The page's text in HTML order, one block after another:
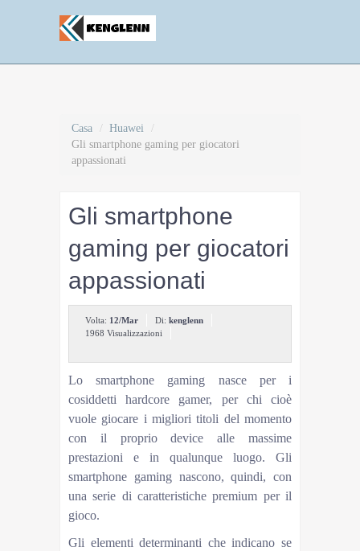
Casa / Huawei /
Gli smartphone gaming per giocatori
appassionati
Gli smartphone
gaming per giocatori
appassionati
Volta: 12/Mar Di: kenglenn
1968 Visualizzazioni
Lo smartphone gaming nasce per i
cosiddetti hardcore gamer, per chi cioè
vuole giocare i migliori titoli del momento
con il proprio device alle massime
prestazioni e in qualunque luogo. Gli
smartphone gaming nascono, quindi, con
una serie di caratteristiche premium per il
gioco.
Gli elementi determinanti che indicano se